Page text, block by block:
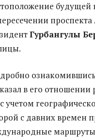
будущей
Гурбангулы
ознакомившись
в его отношении
сучетом
с давних времен